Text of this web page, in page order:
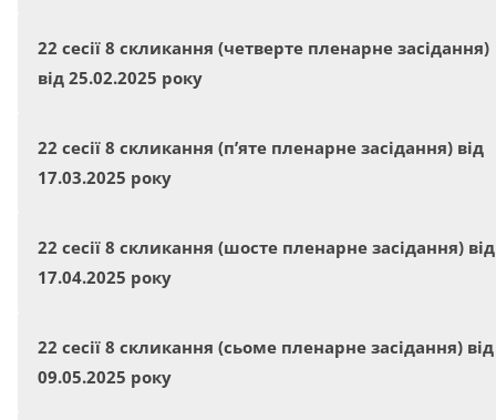
22 сесії 8 скликання (четверте пленарне засідання)
від 25.02.2025 року
22 сесії 8 скликання (п’яте пленарне засідання) від
17.03.2025 року
22 сесії 8 скликання (шосте пленарне засідання) від
17.04.2025 року
22 сесії 8 скликання (сьоме пленарне засідання) від
09.05.2025 року